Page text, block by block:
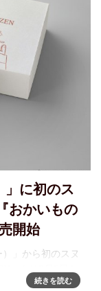
」に初のス
おかいもの
開始
」から初のスヌ
ニケーションズ
続きを読む